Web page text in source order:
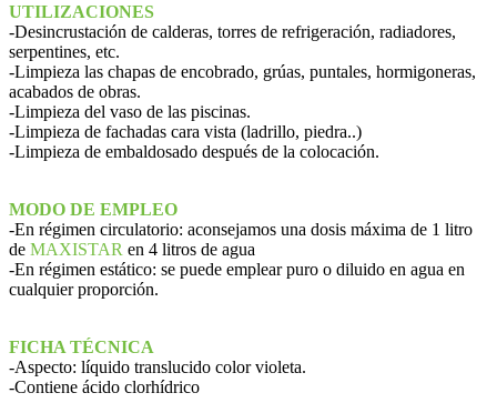
UTILIZACIONES
-Desincrustación de calderas, torres de refrigeración, radiadores,
serpentines, etc.
-Limpieza las chapas de encobrado, grúas, puntales, hormigoneras,
acabados de obras.
-Limpieza del vaso de las piscinas.
-Limpieza de fachadas cara vista (ladrillo, piedra..)
-Limpieza de embaldosado después de la colocación.
MODO DE EMPLEO
-En régimen circulatorio: aconsejamos una dosis máxima de 1 litro
de MAXISTAR en 4 litros de agua
-En régimen estático: se puede emplear puro o diluido en agua en
cualquier proporción.
FICHA TÉCNICA
-Aspecto: líquido translucido color violeta.
-Contiene ácido clorhídrico